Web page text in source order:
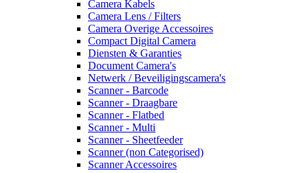
Camera Kabels
Camera Lens / Filters
Camera Overige Accessoires
Compact Digital Camera
Diensten & Garanties
Document Camera's
Netwerk / Beveiligingscamera's
Scanner - Barcode
Scanner - Draagbare
Scanner - Flatbed
Scanner - Multi
Scanner - Sheetfeeder
Scanner (non Categorised)
Scanner Accessoires